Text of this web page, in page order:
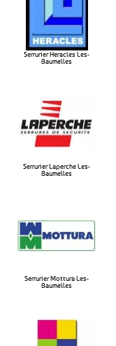
Serrurier Heracles Les-
Baumelles​
Serrurier Laperche Les-
Baumelles​
Serrurier Mottura Les-
Baumelles​